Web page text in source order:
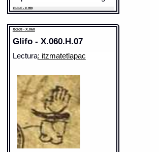
Xolotl - X.050
Sentido: mano, palma de la mano
Valor fonético: ma
https://tlachia.iib.unam.mx/elemento/01_03_07
macpalli
Xolotl - X.060
Glifo - X.060.H.07
Lectura: itzmatetlapac